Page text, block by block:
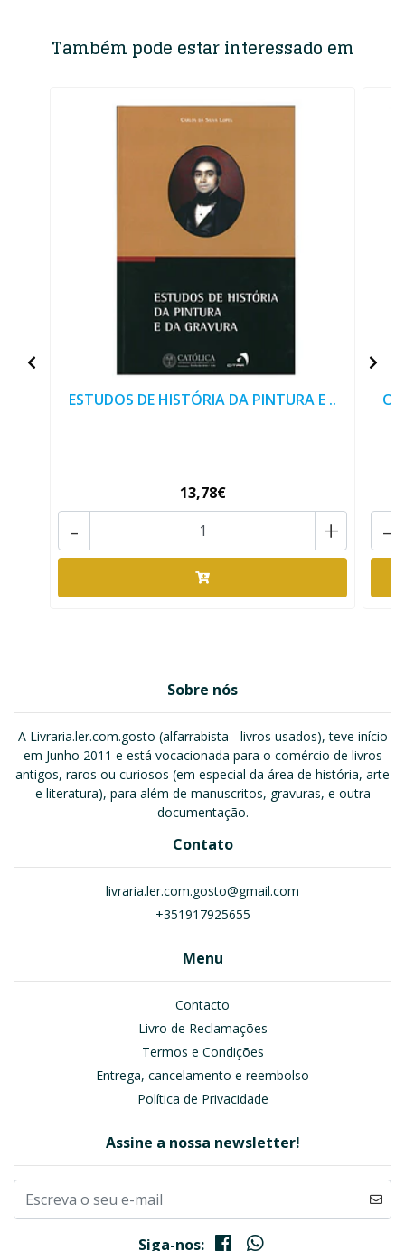
Também pode estar interessado em
ESTUDOS DE HISTÓRIA DA PINTURA E ..
13,78€
+
- -
Sobre nós
A Livraria.ler.com.gosto (alfarrabista - livros usados), teve início
em Junho 2011 e está vocacionada para o comércio de livros
antigos, raros ou curiosos (em especial da área de história, arte
e literatura), para além de manuscritos, gravuras, e outra
documentação.
Contato
livraria.ler.com.gosto@gmail.com
+351917925655
Menu
Contacto
Livro de Reclamações
Termos e Condições
Entrega, cancelamento e reembolso
Política de Privacidade
Assine a nossa newsletter!
Siga-nos: